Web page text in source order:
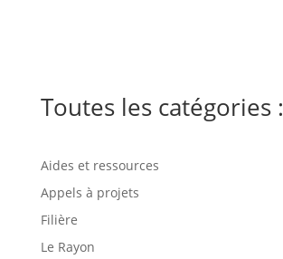
Toutes les catégories :
Aides et ressources
Appels à projets
Filière
Le Rayon